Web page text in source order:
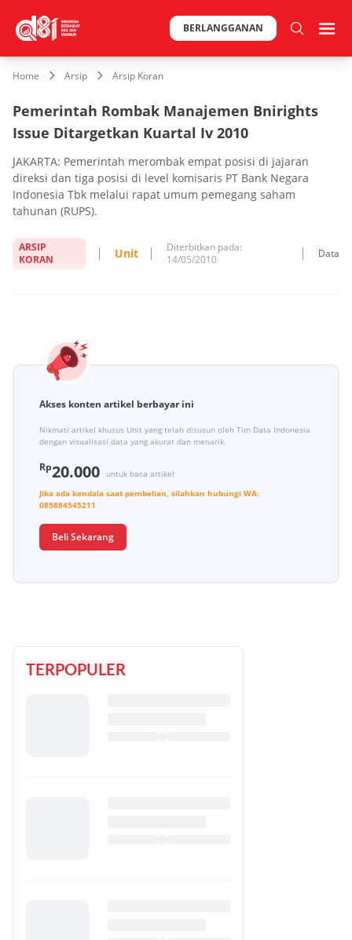
BERLANGGANAN
Home Arsip Arsip Koran
Pemerintah Rombak Manajemen Bnirights
Issue Ditargetkan Kuartal Iv 2010
JAKARTA: Pemerintah merombak empat posisi di jajaran
direksi dan tiga posisi di level komisaris PT Bank Negara
Indonesia Tbk melalui rapat umum pemegang saham
tahunan (RUPS).
ARSIP
KORAN
Unit
Diterbitkan pada:
14/05/2010
Data
Akses konten artikel berbayar ini
Nikmati artikel khusus Unit yang telah disusun oleh Tim Data Indonesia
dengan visualisasi data yang akurat dan menarik.
Rp20.000
untuk baca artikel
Jika ada kendala saat pembelian, silahkan hubungi WA:
085884545211
Beli Sekarang
TERPOPULER